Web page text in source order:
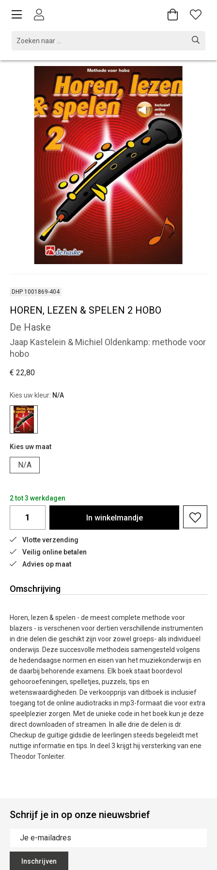
DHP 1001869-404
HOREN, LEZEN & SPELEN 2 HOBO
De Haske
Jaap Kastelein & Michiel Oldenkamp: methode voor
hobo
€ 22,80
Kies uw kleur: N/A
Kies uw maat
N/A
2 tot 3 werkdagen
In winkelmandje
Vlotte verzending
Veilig online betalen
Advies op maat
Omschrijving
Horen, lezen & spelen - de meest complete methode voor
blazers - is verschenen voor dertien verschillende instrumenten
in drie delen die geschikt zijn voor zowel groeps- als individueel
onderwijs. Deze succesvolle methodeis samengesteld volgens
de hedendaagse normen en eisen van het muziekonderwijs en
de daarbij behorende examens. Elk boek staat boordevol
gehooroefeningen, spelletjes, puzzels, tips en
wetenswaardigheden. De verkoopprijs van ditboek is inclusief
toegang tot de online audiotracks in mp3-formaat die voor extra
speelplezier zorgen. Met de unieke code in het boek kun je deze
direct downloaden of streamen. In alle drie de delen is dr.
Checkup de guitige gidsdie de leerlingen steeds begeleidt met
nuttige informatie en tips. In deel 3 krijgt hij versterking van ene
Theodor Tonleiter.
Schrijf je in op onze nieuwsbrief
Inschrijven